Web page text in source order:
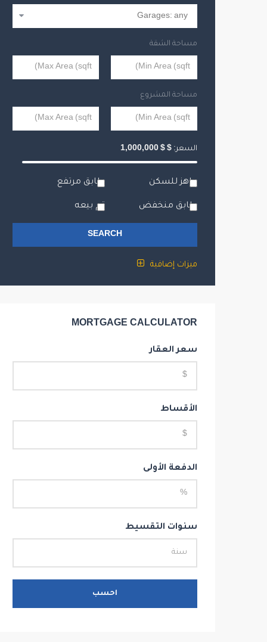
مساحة الشقة
مساحة المشروع
السعر: $
$
1,000,000
جاهز للسكن طابق مرتفع
طابق منخفض تم بيعه
SEARCH
ميزات إضافية
MORTGAGE CALCULATOR
سعر العقار
الأقساط
الدفعة الأولى
سنوات التقسيط
احسب